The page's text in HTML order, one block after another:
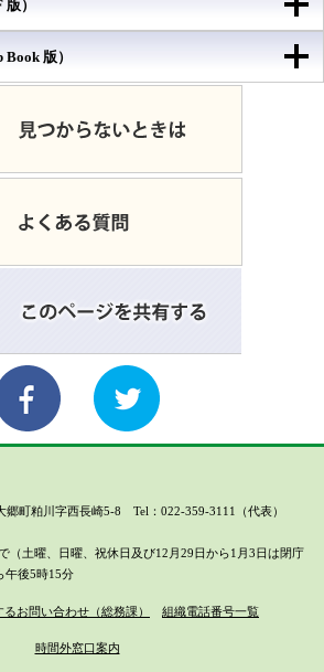
）
版）
郷町粕川字西長崎5-8 Tel：022-359-3111（代表）
（土曜、日曜、祝休日及び12月29日から1月3日は閉庁
午後5時15分
お問い合わせ（総務課） 組織電話番号一覧
時間外窓口案内